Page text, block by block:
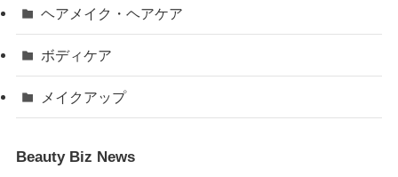
ヘアメイク・ヘアケア
ボディケア
メイクアップ
Beauty Biz News